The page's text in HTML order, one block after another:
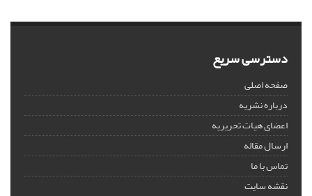
دسترسی سریع
صفحه اصلی
درباره نشریه
اعضای هیات تحریریه
ارسال مقاله
تماس با ما
نقشه سایت